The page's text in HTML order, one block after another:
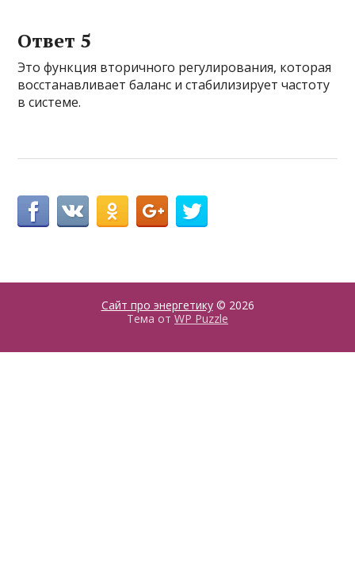
Ответ 5
Это функция вторичного регулирования, которая
восстанавливает баланс и стабилизирует частоту
в системе.
Сайт про энергетику© 2026
Тема от WP Puzzle